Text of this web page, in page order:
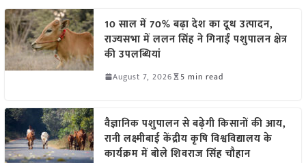
10 साल में 70% बढ़ा देश का दूध उत्पादन,
राज्यसभा में ललन सिंह ने गिनाईं पशुपालन क्षेत्र
की उपलब्धियां
August 7, 2026 5 min read
वैज्ञानिक पशुपालन से बढ़ेगी किसानों की आय,
रानी लक्ष्मीबाई केंद्रीय कृषि विश्वविद्यालय के
कार्यक्रम में बोले शिवराज सिंह चौहान